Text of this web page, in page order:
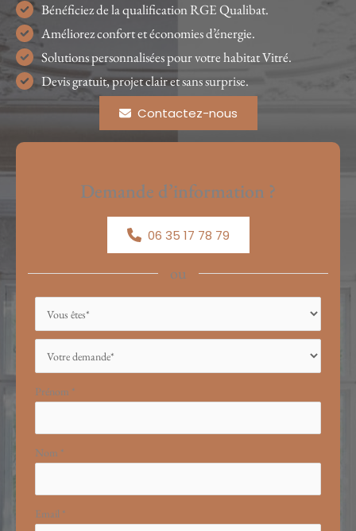
Bénéficiez de la qualification RGE Qualibat.
Améliorez confort et économies d’énergie.
Solutions personnalisées pour votre habitat Vitré.
Devis gratuit, projet clair et sans surprise.
Contactez-nous
Demande d’information ?
06 35 17 78 79
ou
simple
Prénom *
Nom *
Email *